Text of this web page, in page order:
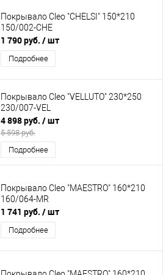
Покрывало Cleo "CHELSI" 150*210
150/002-CHE
1 790 руб. / шт
Подробнее
Покрывало Cleo "VELLUTO" 230*250
230/007-VEL
4 898 руб. / шт
5 598 руб.
Подробнее
Покрывало Cleo "MAESTRO" 160*210
160/064-MR
1 741 руб. / шт
Подробнее